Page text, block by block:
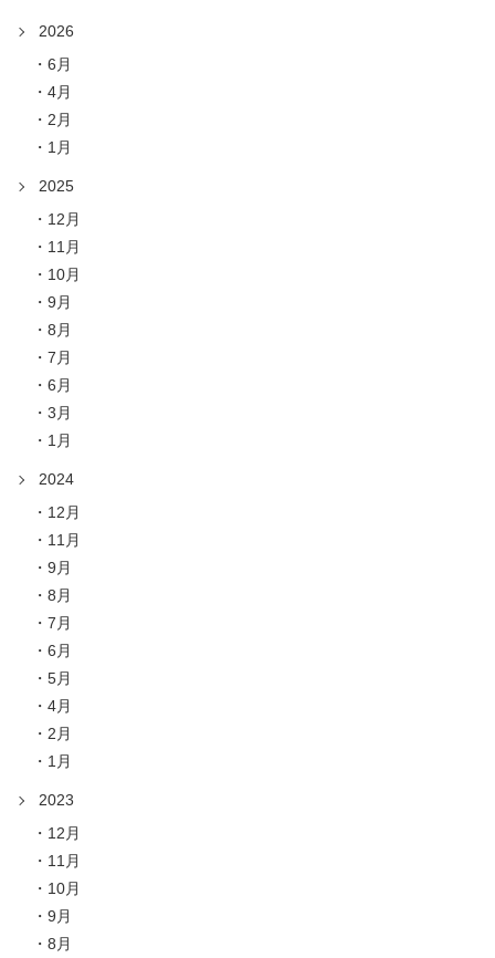
2026
6月
4月
2月
1月
2025
12月
11月
10月
9月
8月
7月
6月
3月
1月
2024
12月
11月
9月
8月
7月
6月
5月
4月
2月
1月
2023
12月
11月
10月
9月
8月